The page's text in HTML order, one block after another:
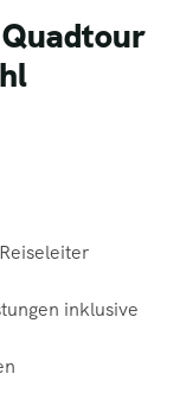
inklusive